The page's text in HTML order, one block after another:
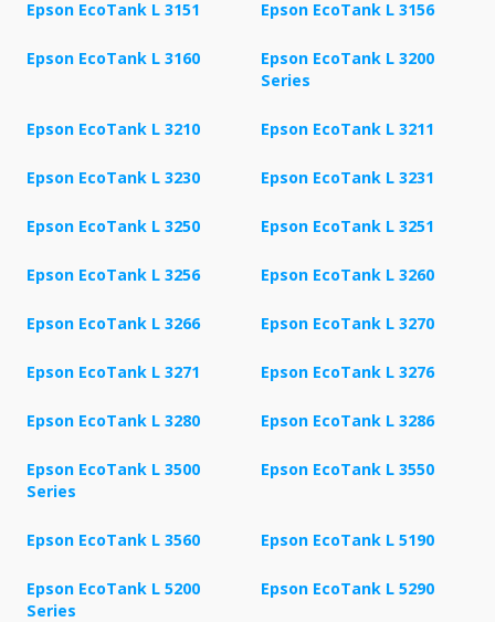
Epson EcoTank L 3151 Epson EcoTank L 3156
Epson EcoTank L 3160
Epson EcoTank L 3200
Series
Epson EcoTank L 3210 Epson EcoTank L 3211
Epson EcoTank L 3230 Epson EcoTank L 3231
Epson EcoTank L 3250 Epson EcoTank L 3251
Epson EcoTank L 3256 Epson EcoTank L 3260
Epson EcoTank L 3266 Epson EcoTank L 3270
Epson EcoTank L 3271 Epson EcoTank L 3276
Epson EcoTank L 3280 Epson EcoTank L 3286
Epson EcoTank L 3500
Series
Epson EcoTank L 3550
Epson EcoTank L 3560 Epson EcoTank L 5190
Epson EcoTank L 5200
Series
Epson EcoTank L 5290